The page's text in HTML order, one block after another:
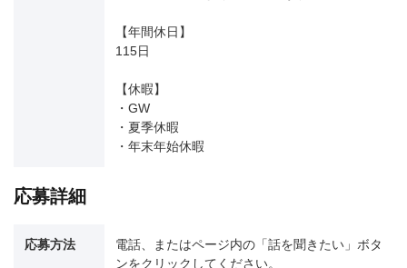
【年間休日】
115日
【休暇】
・GW
・夏季休暇
・年末年始休暇
応募詳細
応募方法
電話、またはページ内の「話を聞きたい」ボタ
ンをクリックしてください。